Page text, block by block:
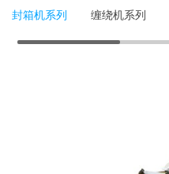
封箱机系列 缠绕机系列